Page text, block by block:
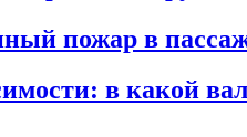
пожар в
в какой